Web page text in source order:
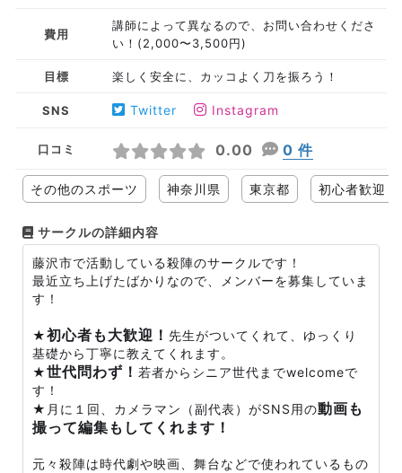
費用
講師によって異なるので、お問い合わせくださ
い！(2,000〜3,500円)
目標 楽しく安全に、カッコよく刀を振ろう！
SNS Twitter Instagram
口コミ 0.00 0 件
その他のスポーツ 神奈川県 東京都 初心者歓迎
サークルの詳細内容
藤沢市で活動している殺陣のサークルです！
最近立ち上げたばかりなので、メンバーを募集していま
す！
★初心者も大歓迎！ 先生がついてくれて、ゆっくり
基礎から丁寧に教えてくれます。
★世代問わず！ 若者からシニア世代までwelcomeで
す！
★月に１回、カメラマン（副代表）がSNS用の動画も
撮って編集もしてくれます！
元々殺陣は時代劇や映画、舞台などで使われているもの